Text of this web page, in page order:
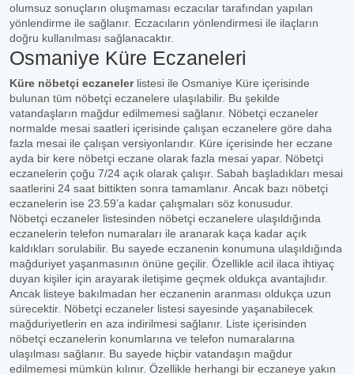
olumsuz sonuçların oluşmaması eczacılar tarafından yapılan
yönlendirme ile sağlanır. Eczacıların yönlendirmesi ile ilaçların
doğru kullanılması sağlanacaktır.
Osmaniye Küre Eczaneleri
Küre nöbetçi eczanelerlistesi ile Osmaniye Küre içerisinde
bulunan tüm nöbetçi eczanelere ulaşılabilir. Bu şekilde
vatandaşların mağdur edilmemesi sağlanır. Nöbetçi eczaneler
normalde mesai saatleri içerisinde çalışan eczanelere göre daha
fazla mesai ile çalışan versiyonlarıdır. Küre içerisinde her eczane
ayda bir kere nöbetçi eczane olarak fazla mesai yapar. Nöbetçi
eczanelerin çoğu 7/24 açık olarak çalışır. Sabah başladıkları mesai
saatlerini 24 saat bittikten sonra tamamlanır. Ancak bazı nöbetçi
eczanelerin ise 23.59’a kadar çalışmaları söz konusudur.
Nöbetçi eczaneler listesinden nöbetçi eczanelere ulaşıldığında
eczanelerin telefon numaraları ile aranarak kaça kadar açık
kaldıkları sorulabilir. Bu sayede eczanenin konumuna ulaşıldığında
mağduriyet yaşanmasının önüne geçilir. Özellikle acil ilaca ihtiyaç
duyan kişiler için arayarak iletişime geçmek oldukça avantajlıdır.
Ancak listeye bakılmadan her eczanenin aranması oldukça uzun
sürecektir. Nöbetçi eczaneler listesi sayesinde yaşanabilecek
mağduriyetlerin en aza indirilmesi sağlanır. Liste içerisinden
nöbetçi eczanelerin konumlarına ve telefon numaralarına
ulaşılması sağlanır. Bu sayede hiçbir vatandaşın mağdur
edilmemesi mümkün kılınır. Özellikle herhangi bir eczaneye yakın